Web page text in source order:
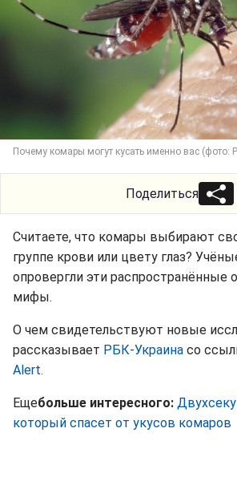
Почему комары могут кусать именно вас (фото:
Поделиться
Считаете, что комары выбирают
группе крови или цвету глаз?
опровергли эти
мифы.
О чем свидетельствуют новые
рассказывает РБК-Украина со
Alert.
Ещебольше интересного:
который спасет от укусов комаров